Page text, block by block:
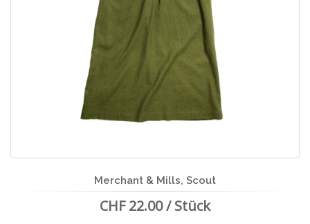
Merchant & Mills, Scout
CHF 22.00 / Stück